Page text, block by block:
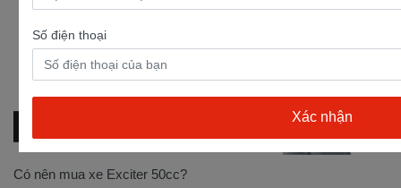
Có nên mua xe Exciter 50cc?
Số điện thoại